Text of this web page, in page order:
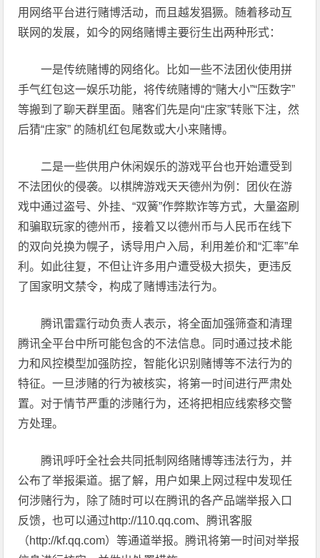
用网络平台进行赌博活动，而且越发猖獗。随着移动互
联网的发展，如今的网络赌博主要衍生出两种形式：
一是传统赌博的网络化。比如一些不法团伙使用拼
手气红包这一娱乐功能，将传统赌博的“赌大小”“压数字”
等搬到了聊天群里面。赌客们先是向“庄家”转账下注，然
后猜“庄家” 的随机红包尾数或大小来赌博。
二是一些供用户休闲娱乐的游戏平台也开始遭受到
不法团伙的侵袭。以棋牌游戏天天德州为例：团伙在游
戏中通过盗号、外挂、“双簧”作弊欺诈等方式，大量盗刷
和骗取玩家的德州币，接着又以德州币与人民币在线下
的双向兑换为幌子，诱导用户入局，利用差价和“汇率”牟
利。如此往复，不但让许多用户遭受极大损失，更违反
了国家明文禁令，构成了赌博违法行为。
腾讯雷霆行动负责人表示，将全面加强筛查和清理
腾讯全平台中所可能包含的不法信息。同时通过技术能
力和风控模型加强防控，智能化识别赌博等不法行为的
特征。一旦涉赌的行为被核实，将第一时间进行严肃处
置。对于情节严重的涉赌行为，还将把相应线索移交警
方处理。
腾讯呼吁全社会共同抵制网络赌博等违法行为，并
公布了举报渠道。据了解，用户如果上网过程中发现任
何涉赌行为，除了随时可以在腾讯的各产品端举报入口
反馈，也可以通过http://110.qq.com、腾讯客服
（http://kf.qq.com）等通道举报。腾讯将第一时间对举报